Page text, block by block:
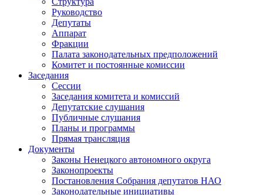
Руководство
Депутаты
Аппарат
Фракции
Палата законодательных предположений
Комитет и постоянные комиссии
Заседания
Сессии
Заседания комитета и комиссий
Депутатские слушания
Публичные слушания
Планы и программы
Прямая трансляция
Документы
Законы Ненецкого автономного округа
Законопроекты
Постановления Собрания депутатов НАО
Законодательные инициативы